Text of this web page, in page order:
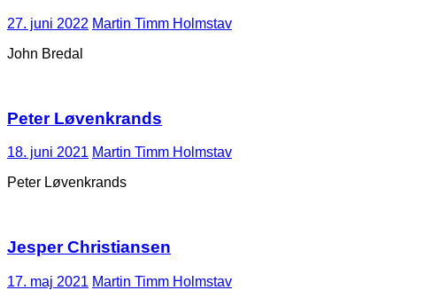
27. juni 2022 Martin Timm Holmstav
John Bredal
Peter Løvenkrands
18. juni 2021 Martin Timm Holmstav
Peter Løvenkrands
Jesper Christiansen
17. maj 2021 Martin Timm Holmstav